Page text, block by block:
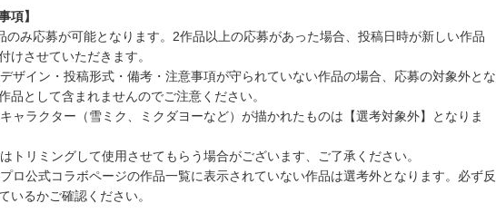
項】
のみ応募が可能となります。2作品以上の応募があった場合、投稿日時が新しい作品
けさせていただきます。
ザイン・投稿形式・備考・注意事項が守られていない作品の場合、応募の対象外とな
品として含まれませんのでご注意ください。
ャラクター（雪ミク、ミクダヨーなど）が描かれたものは【選考対象外】となりま
トリミングして使用させてもらう場合がございます、ご了承ください。
ロ公式コラボページの作品一覧に表示されていない作品は選考外となります。必ず反
いるかご確認ください。